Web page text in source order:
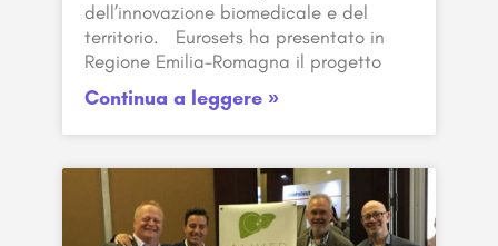
dell’innovazione biomedicale e del
territorio. Eurosets ha presentato in
Regione Emilia-Romagna il progetto
Continua a leggere »